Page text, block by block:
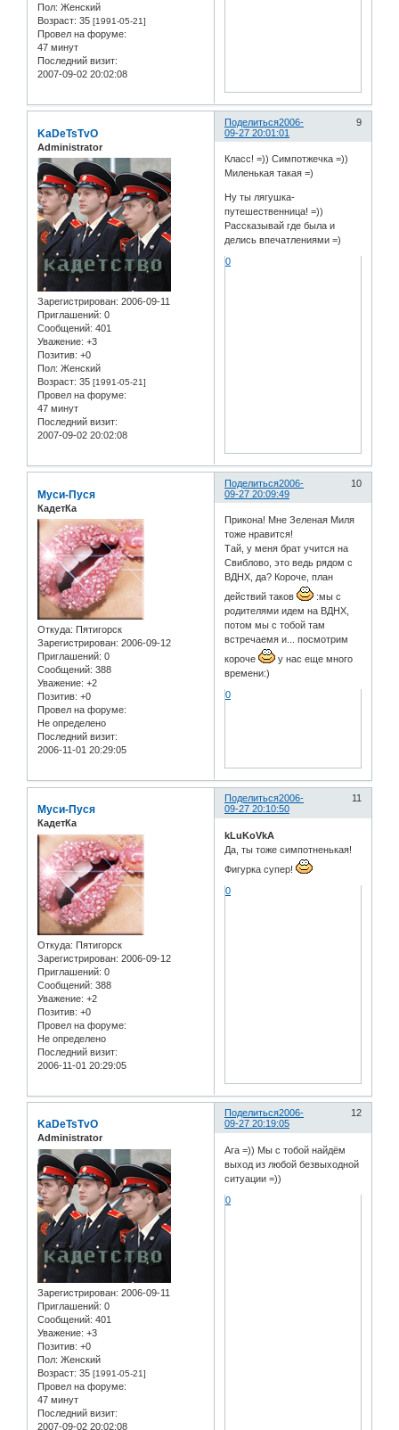
Пол: Женский
Возраст: 35 [1991-05-21]
Провел на форуме:
47 минут
Последний визит:
2007-09-02 20:02:08
Поделиться 9
2006-
09-27 20:01:01
KaDeTsTvO
Administrator
Зарегистрирован: 2006-09-11
Приглашений: 0
Сообщений: 401
Уважение: +3
Позитив: +0
Пол: Женский
Возраст: 35 [1991-05-21]
Провел на форуме:
47 минут
Последний визит:
2007-09-02 20:02:08
Класс! =)) Симпотжечка =))
Миленькая такая =)
Ну ты лягушка-
путешественница! =))
Рассказывай где была и
делись впечатлениями =)
0
Поделиться 10
2006-
09-27 20:09:49
Муси-Пуся
КадетКа
Откуда: Пятигорск
Зарегистрирован: 2006-09-12
Приглашений: 0
Сообщений: 388
Уважение: +2
Позитив: +0
Провел на форуме:
Не определено
Последний визит:
2006-11-01 20:29:05
Прикона! Мне Зеленая Миля
тоже нравится!
Тай, у меня брат учится на
Свиблово, это ведь рядом с
ВДНХ, да? Короче, план
действий таков
:мы с
родителями идем на ВДНХ,
потом мы с тобой там
встречаемя и... посмотрим
короче
у нас еще много
времени:)
0
Поделиться 11
2006-
09-27 20:10:50
Муси-Пуся
КадетКа
Откуда: Пятигорск
Зарегистрирован: 2006-09-12
Приглашений: 0
Сообщений: 388
Уважение: +2
Позитив: +0
Провел на форуме:
Не определено
Последний визит:
2006-11-01 20:29:05
kLuKoVkA
Да, ты тоже симпотненькая!
Фигурка супер!
0
Поделиться 12
2006-
09-27 20:19:05
KaDeTsTvO
Administrator
Зарегистрирован: 2006-09-11
Приглашений: 0
Сообщений: 401
Уважение: +3
Позитив: +0
Пол: Женский
Возраст: 35 [1991-05-21]
Провел на форуме:
47 минут
Последний визит:
2007-09-02 20:02:08
Ага =)) Мы с тобой найдём
выход из любой безвыходной
ситуации =))
0